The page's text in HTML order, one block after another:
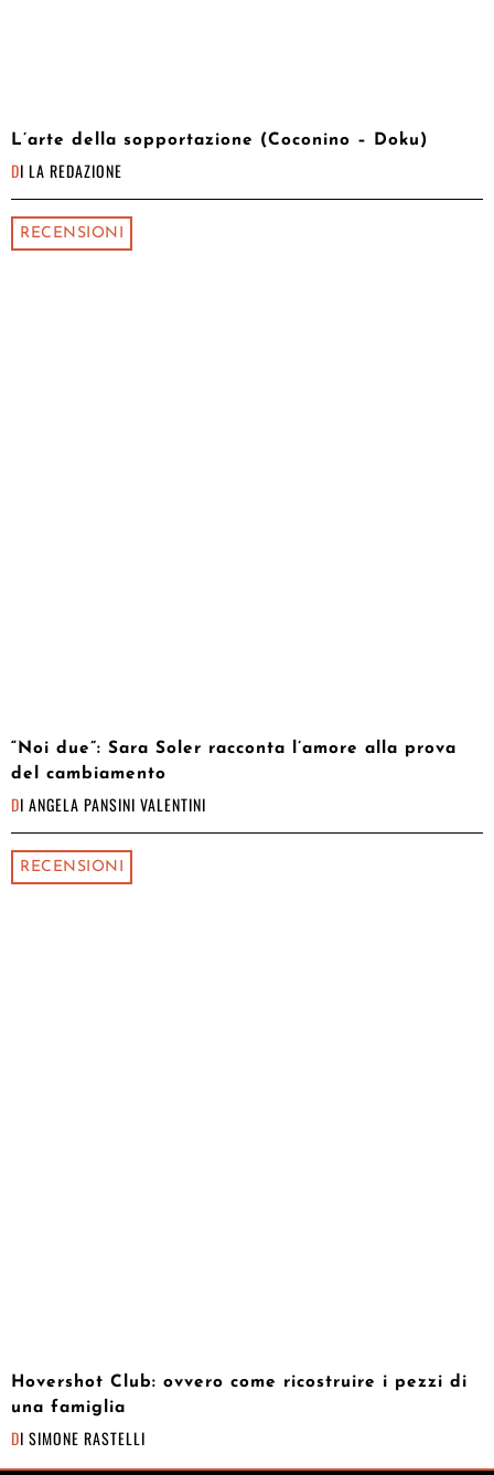
L’arte della sopportazione (Coconino – Doku)
DI LA REDAZIONE
RECENSIONI
“Noi due”: Sara Soler racconta l’amore alla prova
del cambiamento
DI ANGELA PANSINI VALENTINI
RECENSIONI
Hovershot Club: ovvero come ricostruire i pezzi di
una famiglia
DI SIMONE RASTELLI